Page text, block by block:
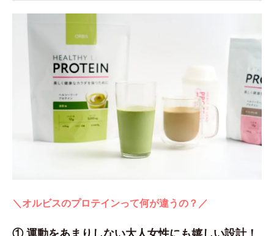
＼オルビスのプロテインって何が違うの？／
① 運動をあまりしない大人女性にも嬉しい設計！